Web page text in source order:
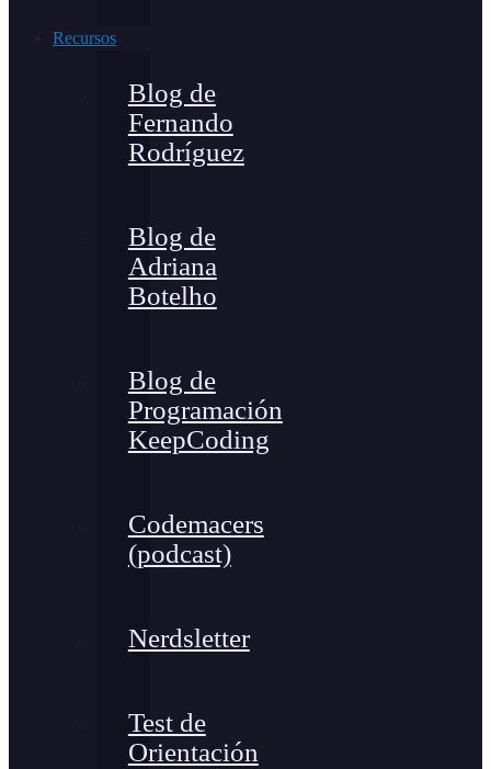
Recursos
Blog de
Fernando
Rodríguez
Blog de
Adriana
Botelho
Blog de
Programación
KeepCoding
Codemacers
(podcast)
Nerdsletter
Test de
Orientación